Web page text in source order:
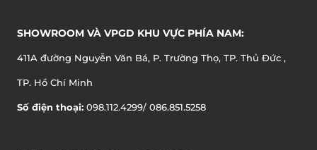
SHOWROOM VÀ VPGD KHU VỰC PHÍA NAM:
411A đường Nguyễn Văn Bá, P. Trường Thọ, TP. Thủ Đức ,
TP. Hồ Chí Minh
Số điện thoại: 098.112.4299/ 086.851.5258